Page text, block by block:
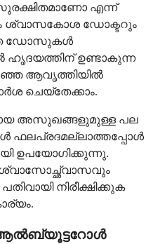
എന്ന്
ശ്വാസകോശ ഡോക്ടറും
ഡോസുകൾ
ഹൃദയത്തിന് ഉണ്ടാകുന്ന
ആവൃത്തിയിൽ
ചെയ്തേക്കാം.
അസുഖങ്ങളുമുള്ള പല
ഫലപ്രദമല്ലാത്തപ്പോൾ
ഉപയോഗിക്കുന്നു.
നിരീക്ഷിക്കുക